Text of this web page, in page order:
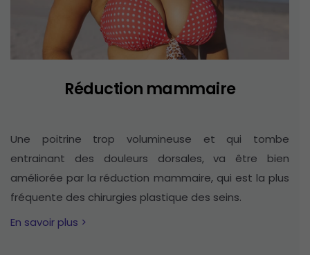
Réduction mammaire
Une poitrine trop volumineuse et qui tombe
entrainant des douleurs dorsales, va être bien
améliorée par la réduction mammaire, qui est la plus
fréquente des chirurgies plastique des seins.
En savoir plus >